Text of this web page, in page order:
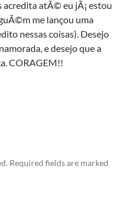
acredita atÃ© eu jÃ¡ estou
me lançou uma
nessas coisas). Desejo
e desejo que a
CORAGEM!!
Required fields are marked